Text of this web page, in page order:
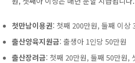
첫만남이용권: 첫째 200만원, 둘째 이상
출산양육지원금: 출생아 1인당 50만원
출산장려금: 첫째 20만원, 둘째 50만원,